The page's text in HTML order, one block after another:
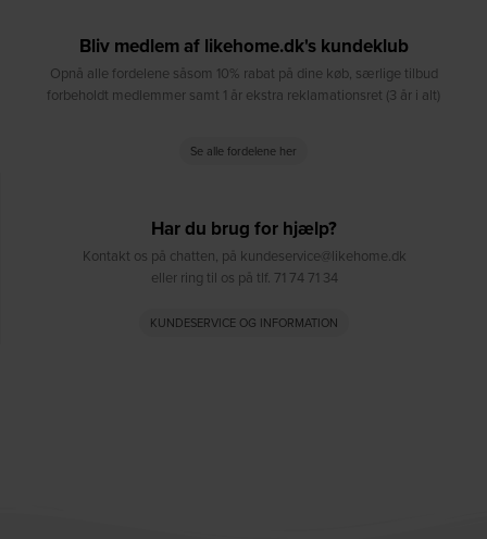
Bliv medlem af likehome.dk's kundeklub
Opnå alle fordelene såsom 10% rabat på dine køb, særlige tilbud
forbeholdt medlemmer samt 1 år ekstra reklamationsret (3 år i alt)
Se alle fordelene her
Har du brug for hjælp?
Kontakt os på chatten, på kundeservice@likehome.dk
eller ring til os på tlf. 71 74 71 34
KUNDESERVICE OG INFORMATION